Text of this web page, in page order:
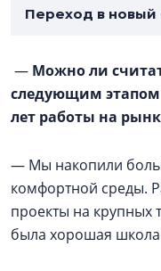
Переход в новый
— Можно ли
следующим этапом
лет работы на
— Мы накопили
комфортной среды.
проекты на крупных
была хорошая школа